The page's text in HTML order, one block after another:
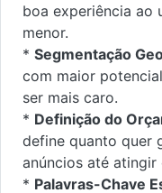
boa experiência ao
menor.
* Segmentação
com maior
ser mais caro.
* Definição do
define quanto quer
anúncios até atingir
* Palavras-Chave